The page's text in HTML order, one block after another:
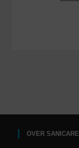
OVER SANICARE